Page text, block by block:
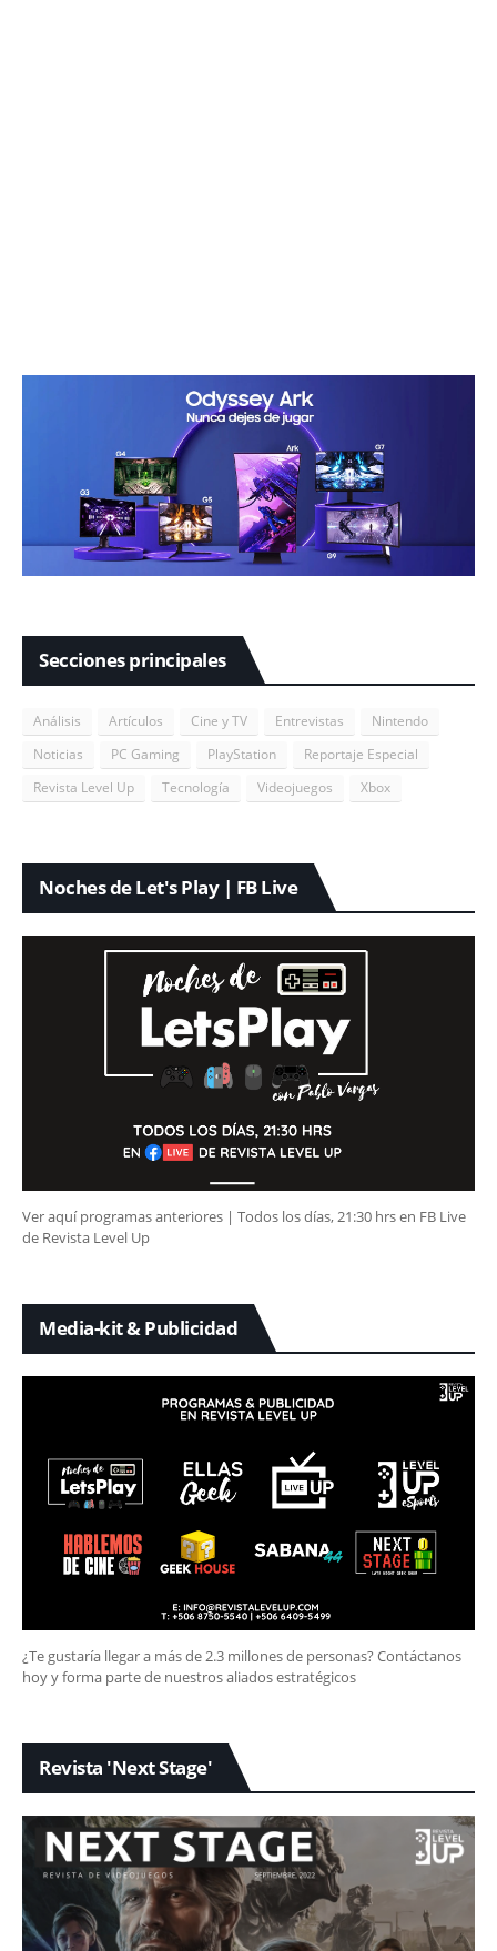
Secciones principales
Análisis Artículos Cine y TV Entrevistas
Nintendo
Noticias
PC Gaming PlayStation
Reportaje Especial
Revista Level Up
Tecnología Videojuegos Xbox
Noches de Let's Play | FB Live
Ver aquí programas anteriores | Todos los días, 21:30 hrs en FB Live
de Revista Level Up
Media-kit & Publicidad
¿Te gustaría llegar a más de 2.3 millones de personas? Contáctanos
hoy y forma parte de nuestros aliados estratégicos
Revista 'Next Stage'